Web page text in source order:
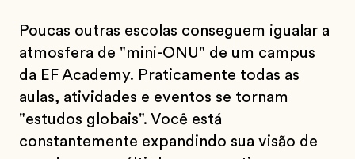
Poucas outras escolas conseguem igualar a
atmosfera de "mini-ONU" de um campus
da EF Academy. Praticamente todas as
aulas, atividades e eventos se tornam
"estudos globais". Você está
constantemente expandindo sua visão de